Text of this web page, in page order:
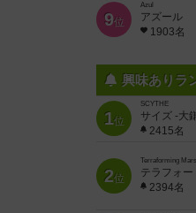
9位
Azul
アズール
1903名
興味ありラ
1位
SCYTHE
サイズ -大
2415名
2位
Terraforming Mars
テラフォ
2394名